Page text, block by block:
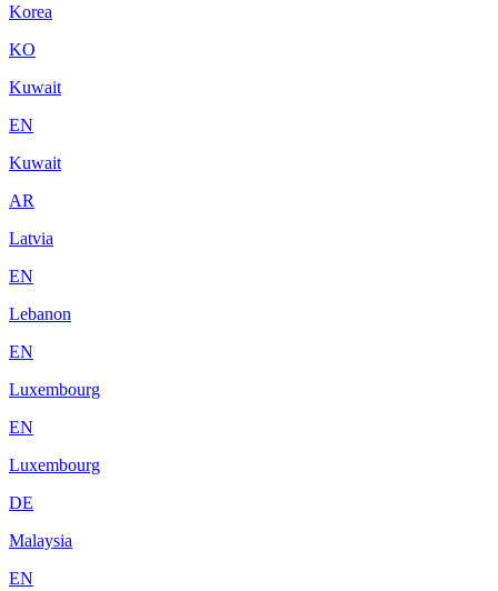
Korea
KO
Kuwait
EN
Kuwait
AR
Latvia
EN
Lebanon
EN
Luxembourg
EN
Luxembourg
DE
Malaysia
EN